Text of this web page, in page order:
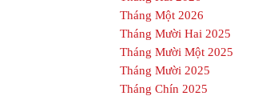
Tháng Một 2026
Tháng Mười Hai 2025
Tháng Mười Một 2025
Tháng Mười 2025
Tháng Chín 2025